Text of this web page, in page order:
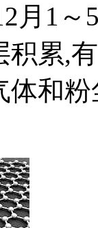
月1
积累,
体和